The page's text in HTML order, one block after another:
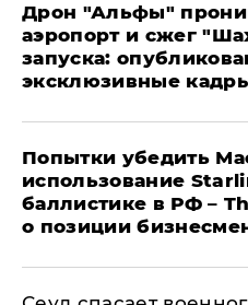
Дрон "Альфы"
аэропорт и сжег
запуска:
эксклюзивные
Попытки убедить
использование
баллистике в РФ –
о позиции